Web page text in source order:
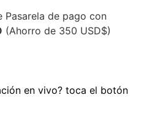
Pasarela de pago con
(Ahorro de 350 USD$)
en vivo? toca el botón